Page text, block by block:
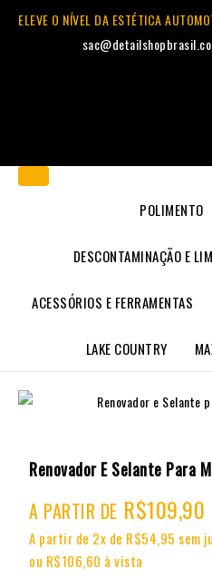
ELEVE O NÍVEL DA ESTÉTICA
POLIMENTO
DESCONTAMINAÇÃO E
ACESSÓRIOS E FERRAMENTAS
LAKE COUNTRY
Renovador E Selante Para
A PARTIR DE R$109,90
A partir de 2x de R$54,95 sem
ou R$106,60 à vista